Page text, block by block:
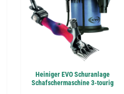
Heiniger EVO Schuranlage
Schafschermaschine 3-tourig